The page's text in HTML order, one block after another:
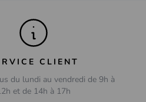
CLIENT
du lundi au vendredi de 9h à
et de 14h à 17h